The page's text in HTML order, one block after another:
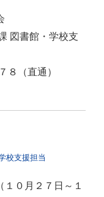
図書館・学校支
（直通）
校支援担当
０月２７日～１